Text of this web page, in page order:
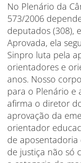
No Plenário da
573/2006
deputados (308),
Aprovada, ela
Sinpro luta pela
orientadores e
anos. Nosso
para o Plenário e
afirma o diretor
aprovação da
orientador
de aposentadoria
de justiça não só